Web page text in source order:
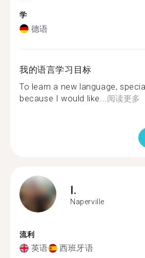
学
德语
我的语言学习目标
To learn a new language,
because I would like... 阅读更多
I.
Naperville
流利
英语 西班牙语